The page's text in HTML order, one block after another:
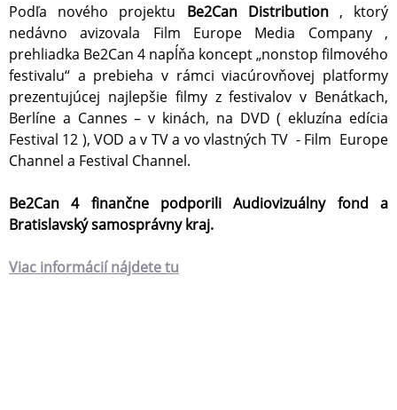
Podľa nového projektu Be2Can Distribution, ktorý
nedávno avizovala Film Europe Media Company ,
prehliadka Be2Can 4 napĺňa koncept „nonstop filmového
festivalu“ a prebieha v rámci viacúrovňovej platformy
prezentujúcej najlepšie filmy z festivalov v Benátkach,
Berlíne a Cannes – v kinách, na DVD ( ekluzína edícia
Festival 12 ), VOD a v TV a vo vlastných TV - Film Europe
Channel a Festival Channel.
Be2Can 4 finančne podporili Audiovizuálny fond a
Bratislavský samosprávny kraj.
Viac informácií nájdete tu